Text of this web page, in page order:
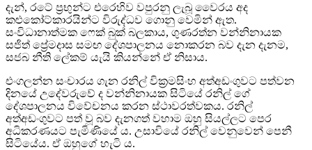
දැන්, රටේ ප්‍රභුන්ට එරෙහිව වපුරනු ලැබූ වෛරය අද
කළුකෝට්කාරයින්ට විරුද්ධව ගොනු වෙමින් ඇත.
සංවිධානාත්මක ෆෙක් බුක් බලකාය, ගුණරත්න වන්නිනායක
සජිත් ප්‍රේමදාස සමඟ දේශපාලනය නොකරන බව දැන දැනම,
සජබ නීති ලේකම් යැයි කියන්නේ ඒ නිසාය.
එංගලන්න සංචාරය ගැන රනිල් වික්‍රමසිංහ අත්අඩංගුවට පත්වන
දිනයේ උදේවරුවේ ද වන්නිනායක සිටියේ රනිල් ගේ
දේශපාලනය විවේචනය කරන ස්ථාවරත්වකය. රනිල්
අත්අඩංගුවට පත් වූ බව දැනගත් වහාම ඔහු සියල්ලට පෙර
අධිකරණයට පැමිණියේ ය. උසාවියේ රනිල් වෙනුවෙන් පෙනී
සිටියේය. ඒ ඔහුගේ හැටි ය.